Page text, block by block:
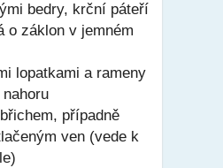
bedry, krční páteří
o záklon v jemném
lopatkami a rameny
případně
ven (vede k